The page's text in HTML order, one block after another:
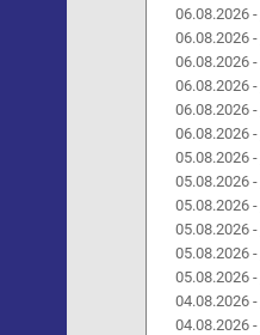
06.08.2026 -
06.08.2026 -
06.08.2026 -
06.08.2026 -
06.08.2026 -
06.08.2026 -
05.08.2026 -
05.08.2026 -
05.08.2026 -
05.08.2026 -
05.08.2026 -
05.08.2026 -
04.08.2026 -
04.08.2026 -